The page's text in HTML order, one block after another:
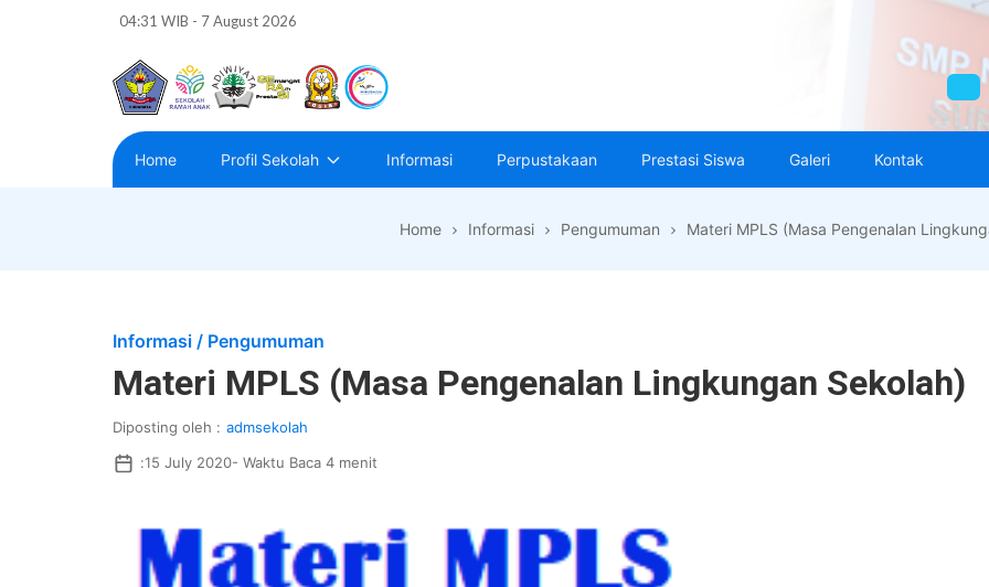
04:31 WIB - 7 August 2026
SMPN
46
Home Profil Sekolah Informasi Perpustakaan Prestasi Siswa Galeri Kontak
Home Informasi Pengumuman Materi MPLS (Masa Pengenalan
Informasi / Pengumuman
Materi MPLS (Masa Pengenalan Lingkungan Sekolah)
Diposting oleh : admsekolah
:15 July 2020- Waktu Baca 4 menit